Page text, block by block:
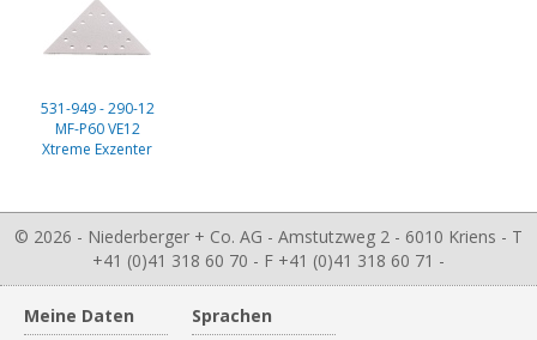
531-949 - 290-12
MF-P60 VE12
Xtreme Exzenter
© 2026 - Niederberger + Co. AG - Amstutzweg 2 - 6010 Kriens - T
+41 (0)41 318 60 70 - F +41 (0)41 318 60 71 -
Meine Daten
Sprachen